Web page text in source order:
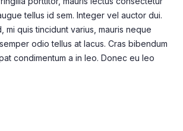
tellus id sem. Integer vel auctor dui.
mi quis tincidunt varius, mauris neque
odio tellus at lacus. Cras bibendum
condimentum a in leo. Donec eu leo